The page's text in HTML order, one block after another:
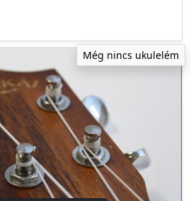
Még nincs ukulelém